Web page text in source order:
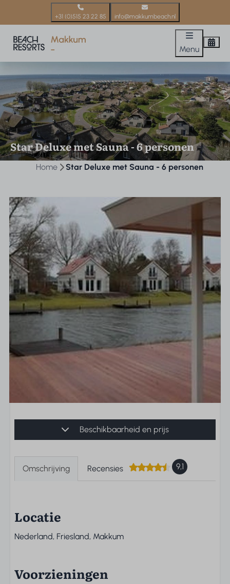
+31 (0)515 23 22 85 info@makkumbeach.nl
Menu
Star Deluxe met Sauna - 6 personen
Home Star Deluxe met Sauna - 6 personen
Beschikbaarheid en prijs
Omschrijving Recensies 9,1
Locatie
Nederland, Friesland, Makkum
Voorzieningen